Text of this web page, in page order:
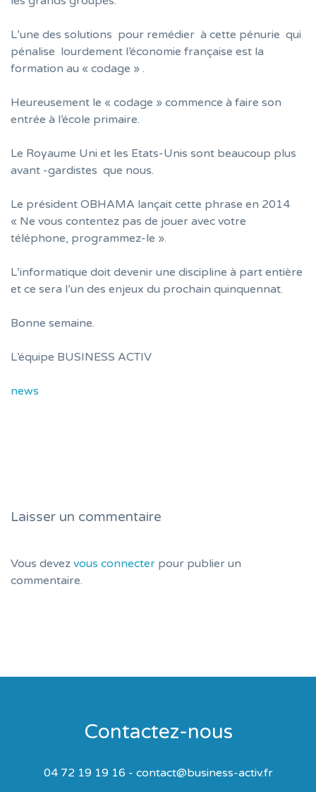
L’une des solutions pour remédier à cette pénurie qui
pénalise lourdement l’économie française est la
formation au « codage » .
Heureusement le « codage » commence à faire son
entrée à l’école primaire.
Le Royaume Uni et les Etats-Unis sont beaucoup plus
avant -gardistes que nous.
Le président OBHAMA lançait cette phrase en 2014
« Ne vous contentez pas de jouer avec votre
téléphone, programmez-le ».
L’informatique doit devenir une discipline à part entière
et ce sera l’un des enjeux du prochain quinquennat.
Bonne semaine.
L’équipe BUSINESS ACTIV
news
Laisser un commentaire
Vous devez vous connecter pour publier un
commentaire.
Contactez-nous
04 72 19 19 16 - contact@business-activ.fr